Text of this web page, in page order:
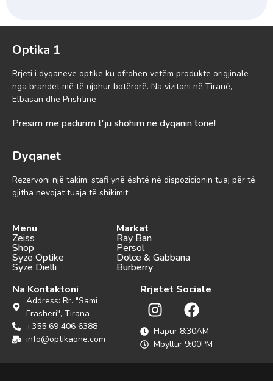
Optika 1
Rrjeti i dyqaneve optike ku ofrohen vetëm produkte origjinale
nga brandet më të njohur botërorë. Na vizitoni në Tiranë,
Elbasan dhe Prishtinë.
Presim me padurim t'ju shohim në dyqanin tonë!
Dyqanet
Rezervoni një takim: stafi ynë është në dispozicionin tuaj për të
gjitha nevojat tuaja të shikimit.
Menu
Zeiss
Shop
Syze Optike
Syze Dielli
Markat
Ray Ban
Persol
Dolce & Gabbana
Burberry
Na Kontaktoni
Address: Rr. "Sami
Frasheri", Tirana
+355 69 406 6388
info@optikaone.com
Rrjetet Sociale
Hapur 8:30AM
Mbyllur 9:00PM